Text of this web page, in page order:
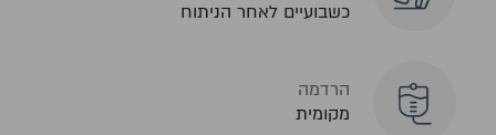
כשבועיים לאחר הניתוח
הרדמה
מקומית